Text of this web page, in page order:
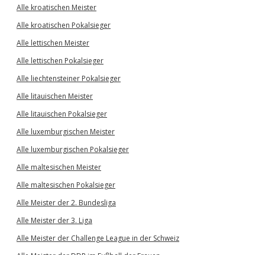
Alle kroatischen Meister
Alle kroatischen Pokalsieger
Alle lettischen Meister
Alle lettischen Pokalsieger
Alle liechtensteiner Pokalsieger
Alle litauischen Meister
Alle litauischen Pokalsieger
Alle luxemburgischen Meister
Alle luxemburgischen Pokalsieger
Alle maltesischen Meister
Alle maltesischen Pokalsieger
Alle Meister der 2. Bundesliga
Alle Meister der 3. Liga
Alle Meister der Challenge League in der Schweiz